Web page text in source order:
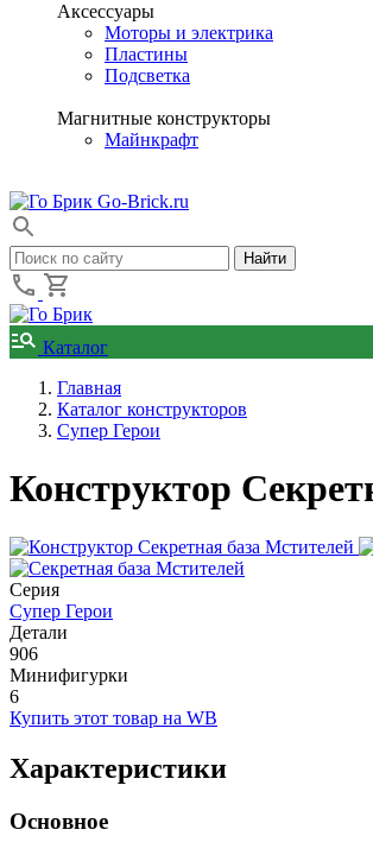
Аксессуары
Моторы и электрика
Пластины
Подсветка
Магнитные конструкторы
Майнкрафт
Go-Brick.ru
Каталог
Главная
Каталог конструкторов
Супер Герои
Конструктор
Серия
Супер Герои
Детали
906
Минифигурки
6
Купить этот товар на WB
Характеристики
Основное